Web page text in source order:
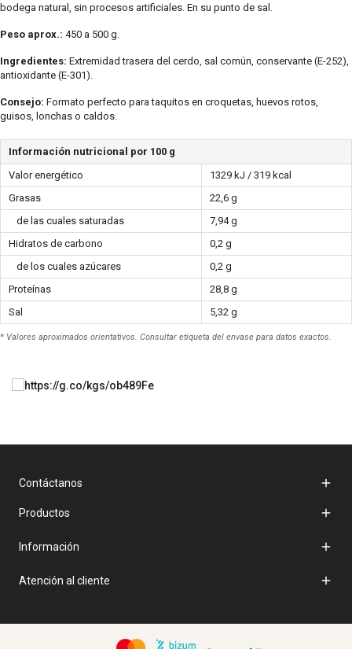
bodega natural, sin procesos artificiales. En su punto de sal.
Peso aprox.: 450 a 500 g.
Ingredientes: Extremidad trasera del cerdo, sal común, conservante (E-252),
antioxidante (E-301).
Consejo: Formato perfecto para taquitos en croquetas, huevos rotos,
guisos, lonchas o caldos.
Información nutricional por 100 g
Valor energético
1329 kJ / 319 kcal
Grasas
22,6 g
de las cuales saturadas
7,94 g
Hidratos de carbono
0,2 g
de los cuales azúcares
0,2 g
Proteínas
28,8 g
Sal
5,32 g
* Valores aproximados orientativos. Consultar etiqueta del envase para datos exactos.
Contáctanos 
Productos 
Información 
Atención al cliente 